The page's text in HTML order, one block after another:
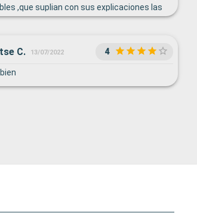
,que suplian con sus explicaciones las
en altavoces.Tambien Quiero
siempre se esforzaron por
mi poco ingles
C. 13/07/2022 4